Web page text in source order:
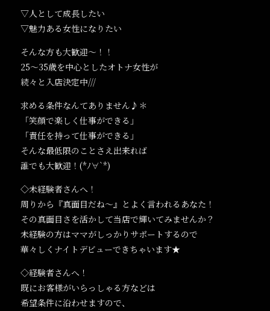
▽人として成長したい
▽魅力ある女性になりたい
そんな方も大歓迎～！！
25～35歳を中心としたオトナ女性が
続々と入店決定中///
求める条件なんてありません♪＊
「笑顔で楽しく仕事ができる」
「責任を持って仕事ができる」
そんな最低限のことさえ出来れば
誰でも大歓迎！(*ﾉ∀`*)
◇未経験者さんへ！
周りから『真面目だね～』とよく言われるあなた！
その真面目さを活かして当店で輝いてみませんか？
未経験の方はママがしっかりサポートするので
華々しくナイトデビューできちゃいます★
◇経験者さんへ！
既にお客様がいらっしゃる方などは
希望条件に沿わせますので、